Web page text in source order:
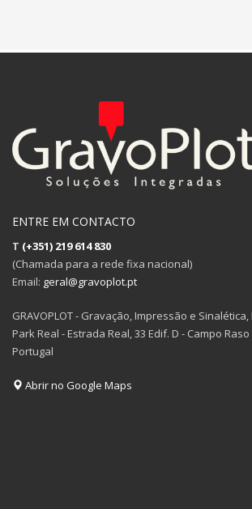
ENTRE EM CONTACTO
T (+351) 219 614 830
(Chamada para a rede fixa nacional)
Email: geral@gravoplot.pt
GRAVOPLOT - Gravação, Impressão e Sinalética,
Park Real - Estrada Real, 33 Edif. D - Campo
Portugal
Abrir no Google Maps